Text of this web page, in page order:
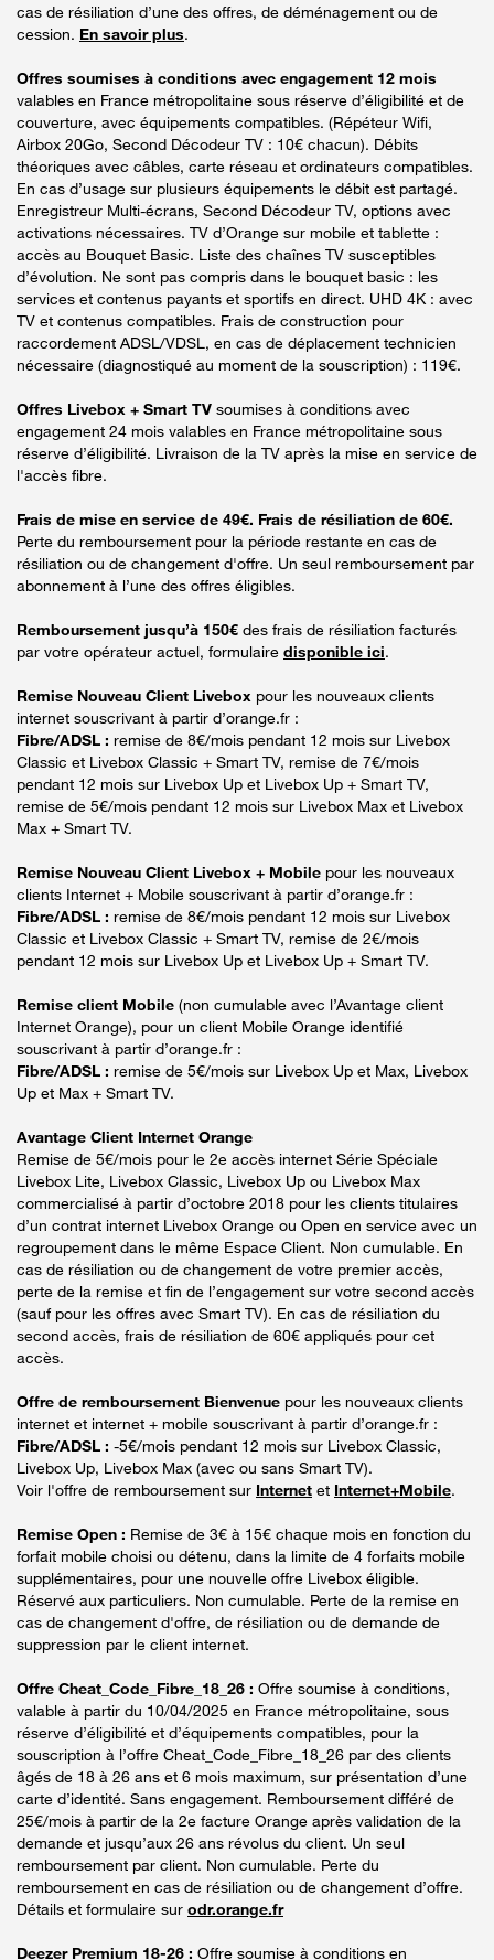
cas de résiliation d’une des offres, de déménagement ou de
cession. En savoir plus.
Offres soumises à conditions avec engagement 12 mois
valables en France métropolitaine sous réserve d’éligibilité et de
couverture, avec équipements compatibles. (Répéteur Wifi,
Airbox 20Go, Second Décodeur TV : 10€ chacun). Débits
théoriques avec câbles, carte réseau et ordinateurs compatibles.
En cas d’usage sur plusieurs équipements le débit est partagé.
Enregistreur Multi-écrans, Second Décodeur TV, options avec
activations nécessaires. TV d’Orange sur mobile et tablette :
accès au Bouquet Basic. Liste des chaînes TV susceptibles
d’évolution. Ne sont pas compris dans le bouquet basic : les
services et contenus payants et sportifs en direct. UHD 4K : avec
TV et contenus compatibles. Frais de construction pour
raccordement ADSL/VDSL, en cas de déplacement technicien
nécessaire (diagnostiqué au moment de la souscription) : 119€.
Offres Livebox + Smart TV soumises à conditions avec
engagement 24 mois valables en France métropolitaine sous
réserve d’éligibilité. Livraison de la TV après la mise en service de
l'accès fibre.
Frais de mise en service de 49€. Frais de résiliation de 60€.
Perte du remboursement pour la période restante en cas de
résiliation ou de changement d'offre. Un seul remboursement par
abonnement à l’une des offres éligibles.
Remboursement jusqu’à 150€ des frais de résiliation facturés
par votre opérateur actuel, formulaire disponible ici.
Remise Nouveau Client Livebox pour les nouveaux clients
internet souscrivant à partir d’orange.fr :
Fibre/ADSL : remise de 8€/mois pendant 12 mois sur Livebox
Classic et Livebox Classic + Smart TV, remise de 7€/mois
pendant 12 mois sur Livebox Up et Livebox Up + Smart TV,
remise de 5€/mois pendant 12 mois sur Livebox Max et Livebox
Max + Smart TV.
Remise Nouveau Client Livebox + Mobile pour les nouveaux
clients Internet + Mobile souscrivant à partir d’orange.fr :
Fibre/ADSL : remise de 8€/mois pendant 12 mois sur Livebox
Classic et Livebox Classic + Smart TV, remise de 2€/mois
pendant 12 mois sur Livebox Up et Livebox Up + Smart TV.
Remise client Mobile (non cumulable avec l’Avantage client
Internet Orange), pour un client Mobile Orange identifié
souscrivant à partir d’orange.fr :
Fibre/ADSL : remise de 5€/mois sur Livebox Up et Max, Livebox
Up et Max + Smart TV.
Avantage Client Internet Orange
Remise de 5€/mois pour le 2e accès internet Série Spéciale
Livebox Lite, Livebox Classic, Livebox Up ou Livebox Max
commercialisé à partir d’octobre 2018 pour les clients titulaires
d’un contrat internet Livebox Orange ou Open en service avec un
regroupement dans le même Espace Client. Non cumulable. En
cas de résiliation ou de changement de votre premier accès,
perte de la remise et fin de l’engagement sur votre second accès
(sauf pour les offres avec Smart TV). En cas de résiliation du
second accès, frais de résiliation de 60€ appliqués pour cet
accès.
Offre de remboursement Bienvenue pour les nouveaux clients
internet et internet + mobile souscrivant à partir d’orange.fr :
Fibre/ADSL : -5€/mois pendant 12 mois sur Livebox Classic,
Livebox Up, Livebox Max (avec ou sans Smart TV).
Voir l'offre de remboursement sur Internet et Internet+Mobile.
Remise Open : Remise de 3€ à 15€ chaque mois en fonction du
forfait mobile choisi ou détenu, dans la limite de 4 forfaits mobile
supplémentaires, pour une nouvelle offre Livebox éligible.
Réservé aux particuliers. Non cumulable. Perte de la remise en
cas de changement d'offre, de résiliation ou de demande de
suppression par le client internet.
Offre Cheat_Code_Fibre_18_26 : Offre soumise à conditions,
valable à partir du 10/04/2025 en France métropolitaine, sous
réserve d’éligibilité et d’équipements compatibles, pour la
souscription à l’offre Cheat_Code_Fibre_18_26 par des clients
âgés de 18 à 26 ans et 6 mois maximum, sur présentation d’une
carte d’identité. Sans engagement. Remboursement différé de
25€/mois à partir de la 2e facture Orange après validation de la
demande et jusqu’aux 26 ans révolus du client. Un seul
remboursement par client. Non cumulable. Perte du
remboursement en cas de résiliation ou de changement d’offre.
Détails et formulaire sur odr.orange.fr
Deezer Premium 18-26 : Offre soumise à conditions en